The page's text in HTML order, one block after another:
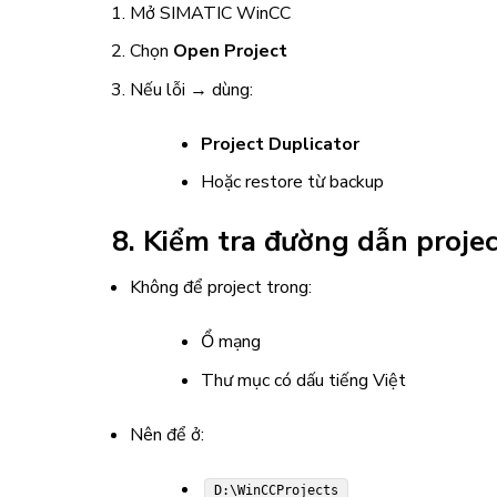
MởSIMATIC WinCC
Chọn Open Project
Nếu lỗi → dùng:
Project Duplicator
Hoặc restore từ backup
8. Kiểm tra đường dẫn
Không để project trong:
Ổ mạng
Thư mục có dấu tiếng Việt
Nên để ở:
D:\WinCCProjects